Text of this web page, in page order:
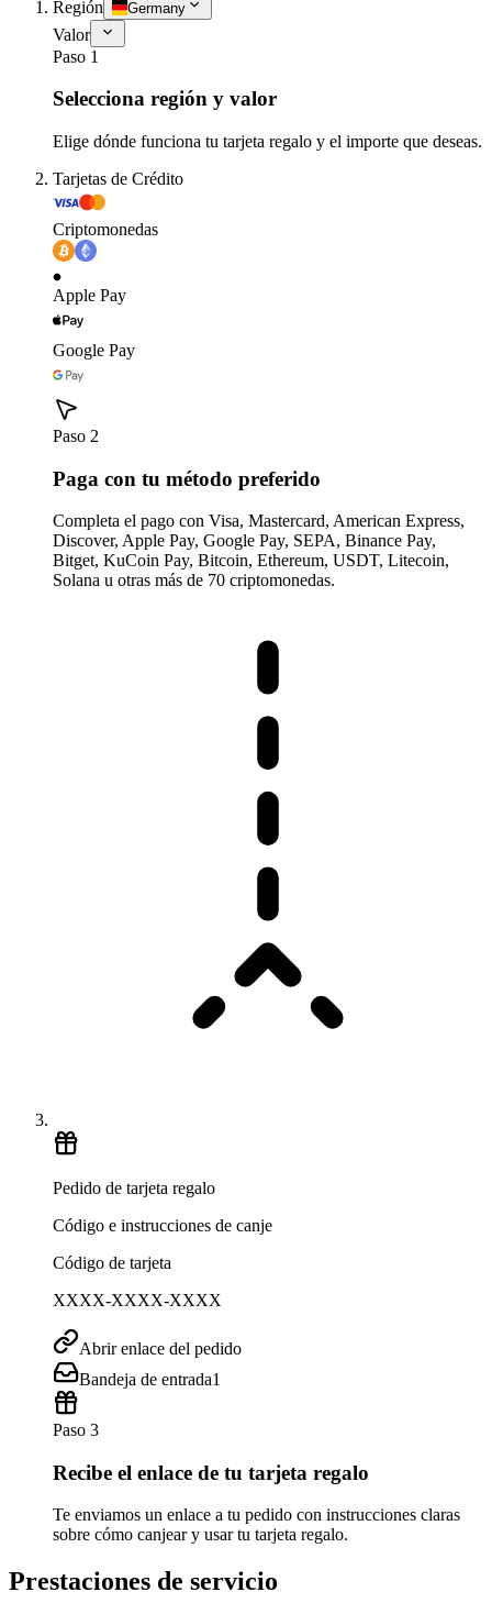
Región Germany
Valor
Paso 1
Selecciona región y valor
Elige dónde funciona tu tarjeta regalo y el importe que deseas.
Tarjetas de Crédito
Criptomonedas
Apple Pay
Google Pay
Paso 2
Paga con tu método preferido
Completa el pago con Visa, Mastercard, American Express,
Discover, Apple Pay, Google Pay, SEPA, Binance Pay,
Bitget, KuCoin Pay, Bitcoin, Ethereum, USDT, Litecoin,
Solana u otras más de 70 criptomonedas.
Pedido de tarjeta regalo
Código e instrucciones de canje
Código de tarjeta
XXXX-XXXX-XXXX
Abrir enlace del pedido
Bandeja de entrada1
Paso 3
Recibe el enlace de tu tarjeta regalo
Te enviamos un enlace a tu pedido con instrucciones claras
sobre cómo canjear y usar tu tarjeta regalo.
Prestaciones de servicio